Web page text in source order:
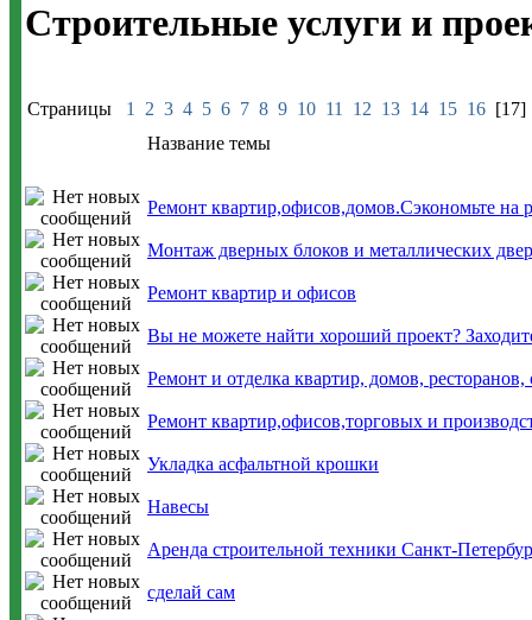
Строительные услуги и
Страницы 1 2 3 4 5 6 7 8 9 10 11 12 13 14 15 16 [17]
Название темы
Ремонт квартир,офисов,домов.Сэкономьте на
Монтаж дверных блоков и металлических
Ремонт квартир и офисов
Вы не можете найти хороший проект?
Ремонт и отделка квартир, домов,
Ремонт квартир,офисов,торговых и
Укладка асфальтной крошки
Навесы
Аренда строительной техники Санкт-
сделай сам